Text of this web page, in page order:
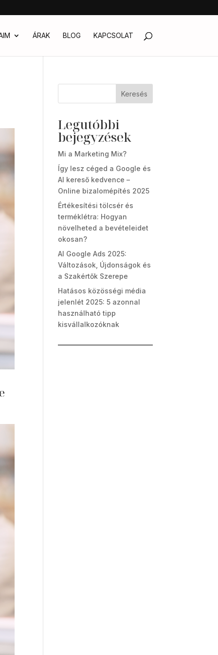
ÁRAK BLOG KAPCSOLAT
Keresés
Legutóbbi
bejegyzések
Mi a Marketing Mix?
Így lesz céged a Google és
AI kereső kedvence –
Online bizalomépítés 2025
Értékesítési tölcsér és
terméklétra: Hogyan
növelheted a bevételeidet
okosan?
AI Google Ads 2025:
Változások, Újdonságok és
a Szakértők Szerepe
Hatásos közösségi média
jelenlét 2025: 5 azonnal
használható tipp
kisvállalkozóknak